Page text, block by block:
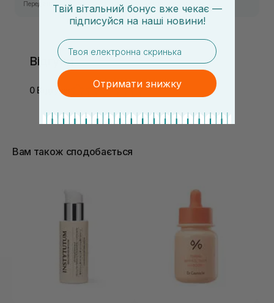
Перед використанням ознайомтесь з інформацією на упаковці.
Відгуки
0 Відгуків
Вам також сподобається
Твій вітальний бонус вже чекає —
підписуйся на наші новини!
email
Отримати знижку